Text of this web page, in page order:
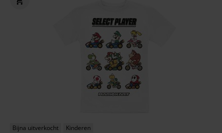
Bijna uitverkocht Kinderen